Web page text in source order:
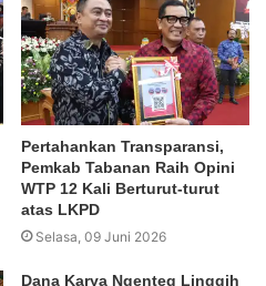
Pertahankan Transparansi,
Pemkab Tabanan Raih Opini
WTP 12 Kali Berturut-turut
atas LKPD
Selasa, 09 Juni 2026
Dana Karya Ngenteg Linggih